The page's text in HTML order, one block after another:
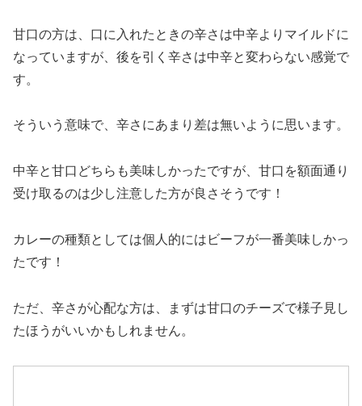
甘口の方は、口に入れたときの辛さは中辛よりマイルドに
なっていますが、後を引く辛さは中辛と変わらない感覚で
す。
そういう意味で、辛さにあまり差は無いように思います。
中辛と甘口どちらも美味しかったですが、甘口を額面通り
受け取るのは少し注意した方が良さそうです！
カレーの種類としては個人的にはビーフが一番美味しかっ
たです！
ただ、辛さが心配な方は、まずは甘口のチーズで様子見し
たほうがいいかもしれません。